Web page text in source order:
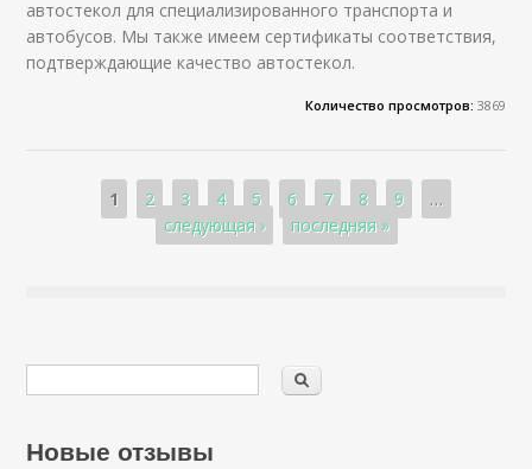
автостекол для специализированного транспорта и
автобусов. Мы также имеем сертификаты соответствия,
подтверждающие качество автостекол.
Количество просмотров: 3869
Страницы
1 2 3 4 5 6 7 8 9
…
следующая ›
последняя »
Новые отзывы